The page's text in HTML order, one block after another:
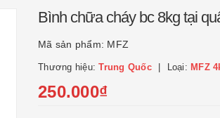
Bình chữa cháy bc 8kg tại
Mã sản phẩm: MFZ
Thương hiệu:Trung Quốc Loại: MFZ
250.000₫